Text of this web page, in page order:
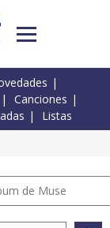
Canciones
Listas
de Muse